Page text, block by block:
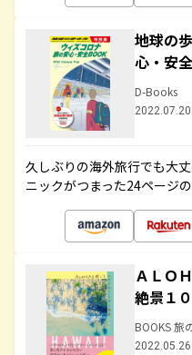
地球の
心・安
D-Books
久しぶりの海外旅行でも大
ニックがつまった24ページ
ＡＬＯ
絶景１
BOOKS 旅